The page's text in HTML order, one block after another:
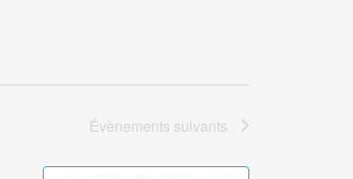
Évènements suivants